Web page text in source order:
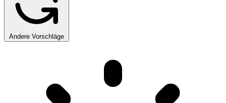
Andere Vorschläge